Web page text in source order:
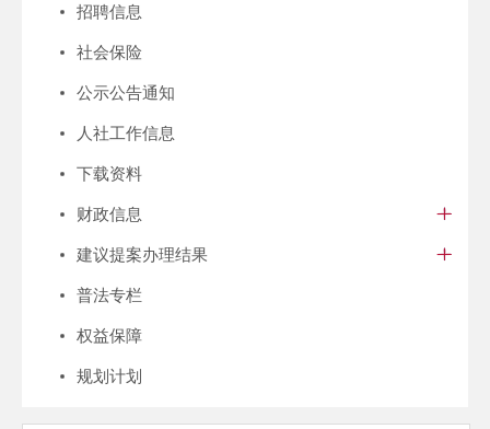
招聘信息
社会保险
公示公告通知
人社工作信息
下载资料
财政信息
建议提案办理结果
普法专栏
权益保障
规划计划